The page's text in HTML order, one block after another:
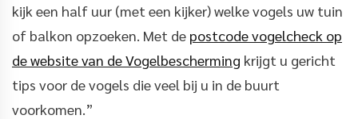
kijk een half uur (met een kijker) welke vogels uw tuin
of balkon opzoeken. Met de postcode vogelcheck op
de website van de Vogelbescherming krijgt u gericht
tips voor de vogels die veel bij u in de buurt
voorkomen.”